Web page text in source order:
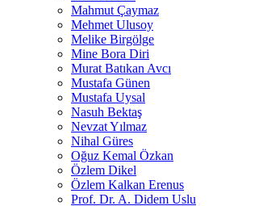
Mahmut Çaymaz
Mehmet Ulusoy
Melike Birgölge
Mine Bora Diri
Murat Batıkan Avcı
Mustafa Günen
Mustafa Uysal
Nasuh Bektaş
Nevzat Yılmaz
Nihal Güres
Oğuz Kemal Özkan
Özlem Dikel
Özlem Kalkan Erenus
Prof. Dr. A. Didem Uslu